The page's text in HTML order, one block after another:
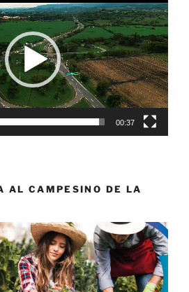
00:37
AL CAMPESINO DE LA